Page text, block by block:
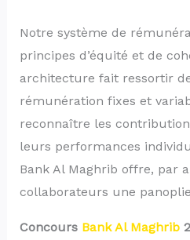
Notre système de
principes d’équité et de
architecture fait ressortir
rémunération fixes et
reconnaître les
leurs performances
Bank Al Maghrib offre, par
collaborateurs une
Concours Bank Al Maghrib